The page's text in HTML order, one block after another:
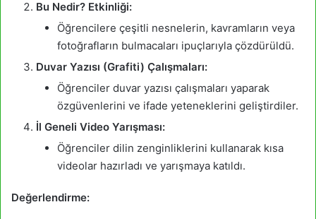
Bu Nedir? Etkinliği:
Öğrencilere çeşitli nesnelerin, kavramların veya
fotoğrafların bulmacaları ipuçlarıyla çözdürüldü.
Duvar Yazısı (Grafiti) Çalışmaları:
Öğrenciler duvar yazısı çalışmaları yaparak
özgüvenlerini ve ifade yeteneklerini geliştirdiler.
İl Geneli Video Yarışması:
Öğrenciler dilin zenginliklerini kullanarak kısa
videolar hazırladı ve yarışmaya katıldı.
Değerlendirme: